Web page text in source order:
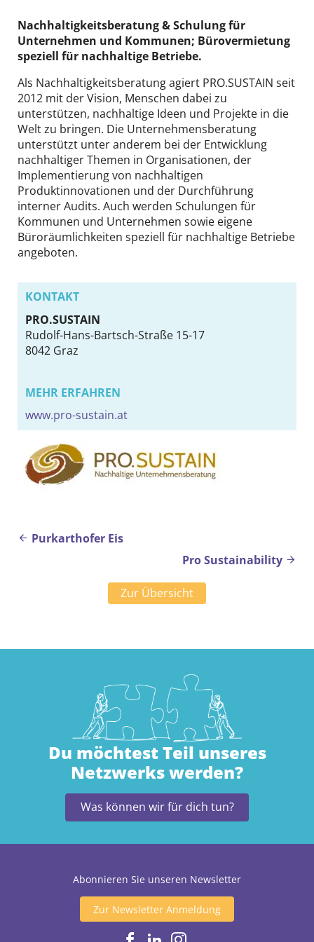
Nachhaltigkeitsberatung & Schulung für
Unternehmen und Kommunen; Bürovermietung
speziell für nachhaltige Betriebe.
Als Nachhaltigkeitsberatung agiert PRO.SUSTAIN seit
2012 mit der Vision, Menschen dabei zu
unterstützen, nachhaltige Ideen und Projekte in die
Welt zu bringen. Die Unternehmensberatung
unterstützt unter anderem bei der Entwicklung
nachhaltiger Themen in Organisationen, der
Implementierung von nachhaltigen
Produktinnovationen und der Durchführung
interner Audits. Auch werden Schulungen für
Kommunen und Unternehmen sowie eigene
Büroräumlichkeiten speziell für nachhaltige Betriebe
angeboten.
KONTAKT
PRO.SUSTAIN
Rudolf-Hans-Bartsch-Straße 15-17
8042 Graz
MEHR ERFAHREN
www.pro-sustain.at
Beitragsnavigation
Purkarthofer Eis
Pro Sustainability
Zur Übersicht
Du möchtest Teil unseres
Netzwerks werden?
Was können wir für dich tun?
Abonnieren Sie unseren Newsletter
Zur Newsletter Anmeldung